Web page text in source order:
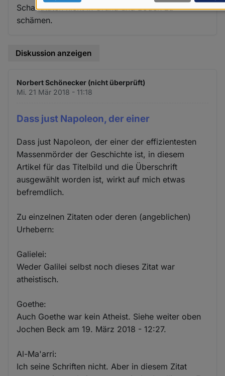
Schandtaten nicht in Grund und Boden zu
schämen.
Diskussion anzeigen
Norbert Schönecker (nicht überprüft)
Mi. 21 Mär 2018 - 11:18
Dass just Napoleon, der einer
Dass just Napoleon, der einer der effizientesten
Massenmörder der Geschichte ist, in diesem
Artikel für das Titelbild und die Überschrift
ausgewählt worden ist, wirkt auf mich etwas
befremdlich.
Zu einzelnen Zitaten oder deren (angeblichen)
Urhebern:
Galielei:
Weder Galilei selbst noch dieses Zitat war
atheistisch.
Goethe:
Auch Goethe war kein Atheist. Siehe weiter oben
Jochen Beck am 19. März 2018 - 12:27.
Al-Ma'arri:
Ich seine Schriften nicht. Aber in diesem Zitat
Daten
und